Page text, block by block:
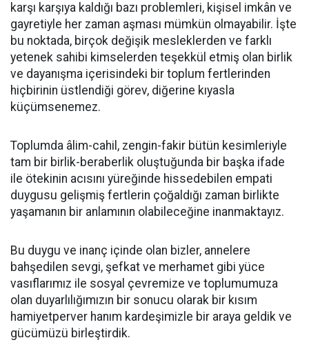
karşı karşıya kaldığı bazı problemleri, kişisel imkân ve
gayretiyle her zaman aşması mümkün olmayabilir. İşte
bu noktada, birçok değişik mesleklerden ve farklı
yetenek sahibi kimselerden teşekkül etmiş olan birlik
ve dayanışma içerisindeki bir toplum fertlerinden
hiçbirinin üstlendiği görev, diğerine kıyasla
küçümsenemez.
Toplumda âlim-cahil, zengin-fakir bütün kesimleriyle
tam bir birlik-beraberlik oluştuğunda bir başka ifade
ile ötekinin acısını yüreğinde hissedebilen empati
duygusu gelişmiş fertlerin çoğaldığı zaman birlikte
yaşamanın bir anlamının olabileceğine inanmaktayız.
Bu duygu ve inanç içinde olan bizler, annelere
bahşedilen sevgi, şefkat ve merhamet gibi yüce
vasıflarımız ile sosyal çevremize ve toplumumuza
olan duyarlılığımızın bir sonucu olarak bir kısım
hamiyetperver hanım kardeşimizle bir araya geldik ve
gücümüzü birleştirdik.